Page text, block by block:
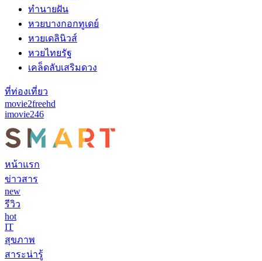
ทำนายฝัน
หวยบางกอกทูเดย์
หวยเดลินิวส์
หวยไทยรัฐ
เคล็ดลับเสริมดวง
ที่ท่องเที่ยว
movie2freehd
imovie246
หน้าแรก
ข่าวสาร
new
รีวิว
hot
IT
สุขภาพ
สาระน่ารู้